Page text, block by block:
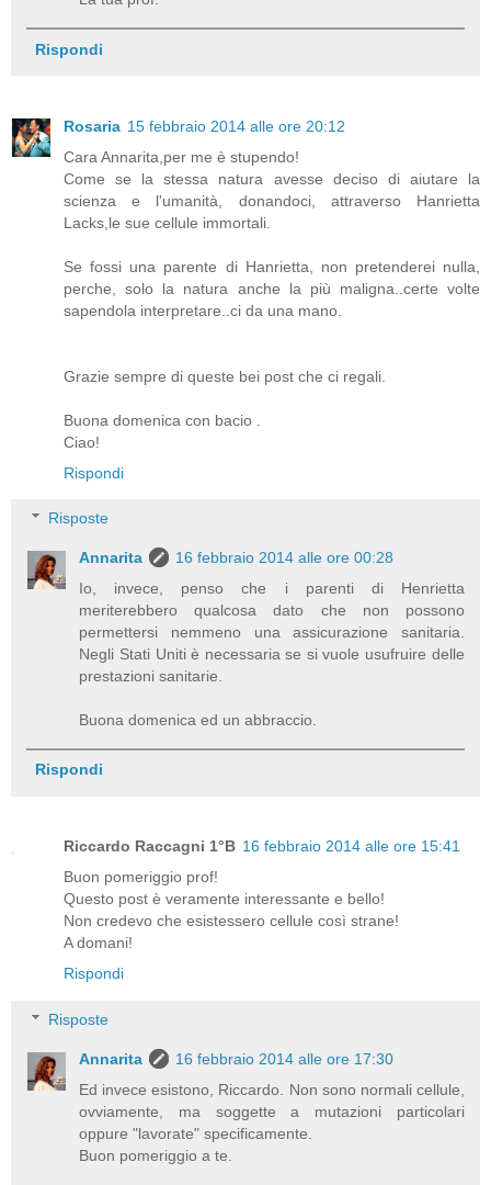
Rispondi
Rosaria 15 febbraio 2014 alle ore 20:12
Cara Annarita,per me è stupendo!
Come se la stessa natura avesse deciso di aiutare la
scienza e l'umanità, donandoci, attraverso Hanrietta
Lacks,le sue cellule immortali.
Se fossi una parente di Hanrietta, non pretenderei nulla,
perche, solo la natura anche la più maligna..certe volte
sapendola interpretare..ci da una mano.
Grazie sempre di queste bei post che ci regali.
Buona domenica con bacio .
Ciao!
Rispondi
Risposte
Annarita
16 febbraio 2014 alle ore 00:28
Io, invece, penso che i parenti di Henrietta
meriterebbero qualcosa dato che non possono
permettersi nemmeno una assicurazione sanitaria.
Negli Stati Uniti è necessaria se si vuole usufruire delle
prestazioni sanitarie.
Buona domenica ed un abbraccio.
Rispondi
Riccardo Raccagni 1°B 16 febbraio 2014 alle ore 15:41
Buon pomeriggio prof!
Questo post è veramente interessante e bello!
Non credevo che esistessero cellule così strane!
A domani!
Rispondi
Risposte
Annarita
16 febbraio 2014 alle ore 17:30
Ed invece esistono, Riccardo. Non sono normali cellule,
ovviamente, ma soggette a mutazioni particolari
oppure "lavorate" specificamente.
Buon pomeriggio a te.